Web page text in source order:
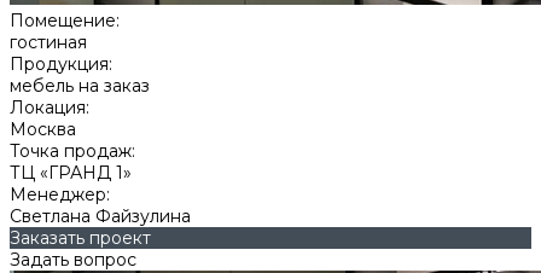
Помещение:
гостиная
Продукция:
мебель на заказ
Локация:
Москва
Точка продаж:
ТЦ «ГРАНД 1»
Менеджер:
Светлана Файзулина
Заказать проект
Задать вопрос